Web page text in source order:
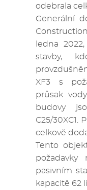
odebrala
Generální
ledna
stavby,
XF3 s
průsak
budovy
C25/30XC1.
celkově
Tento
pasivním
kapacitě 62